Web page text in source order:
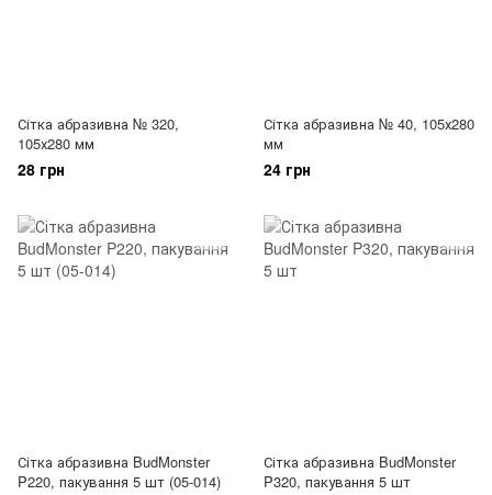
Сітка абразивна № 320,
105х280 мм
28 грн
Сітка абразивна № 40, 105х280
мм
24 грн
Сітка абразивна BudMonster
P220, пакування 5 шт (05-014)
Сітка абразивна BudMonster
P320, пакування 5 шт